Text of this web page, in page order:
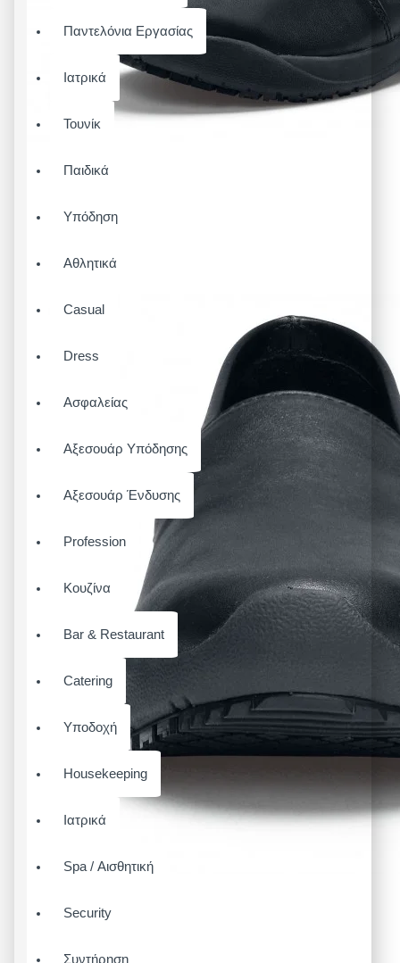
Παντελόνια Εργασίας
Ιατρικά
Τουνίκ
Παιδικά
Υπόδηση
Αθλητικά
Casual
Dress
Ασφαλείας
Αξεσουάρ Υπόδησης
Αξεσουάρ Ένδυσης
Profession
Κουζίνα
Bar & Restaurant
Catering
Υποδοχή
Housekeeping
Ιατρικά
Spa / Αισθητική
Security
Συντήρηση